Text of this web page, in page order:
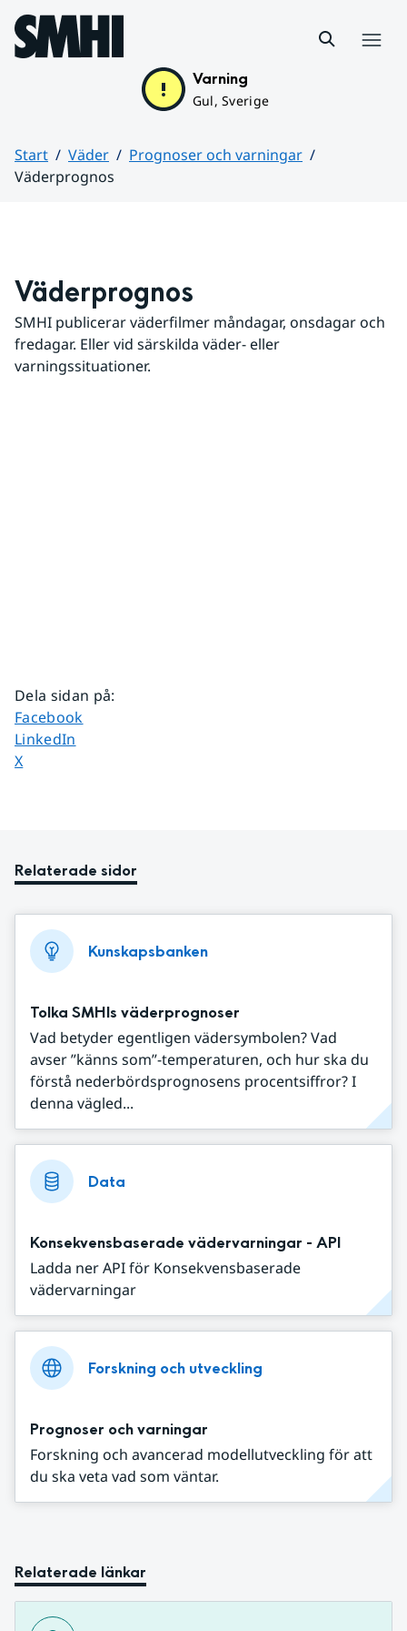
Hoppa till sidans innehåll
Varning
Gul, Sverige
Start Väder
Prognoser och varningar
Väderprognos
Väderprognos
SMHI publicerar väderfilmer måndagar, onsdagar och
fredagar. Eller vid särskilda väder- eller
varningssituationer.
Dela sidan på:
Dela sidan på
Facebook
Dela sidan på
LinkedIn
Dela sidan på
X
Relaterade sidor
Kunskapsbanken
Tolka SMHIs väderprognoser
Vad betyder egentligen vädersymbolen? Vad
avser ”känns som”-temperaturen, och hur ska du
förstå nederbördsprognosens procentsiffror? I
denna vägled...
Data
Konsekvensbaserade vädervarningar - API
Ladda ner API för Konsekvensbaserade
vädervarningar
Forskning och utveckling
Prognoser och varningar
Forskning och avancerad modellutveckling för att
du ska veta vad som väntar.
Relaterade länkar